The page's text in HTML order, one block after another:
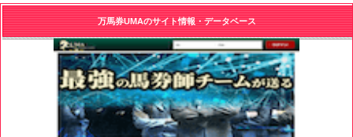
万馬券UMAのサイト情報・データベース